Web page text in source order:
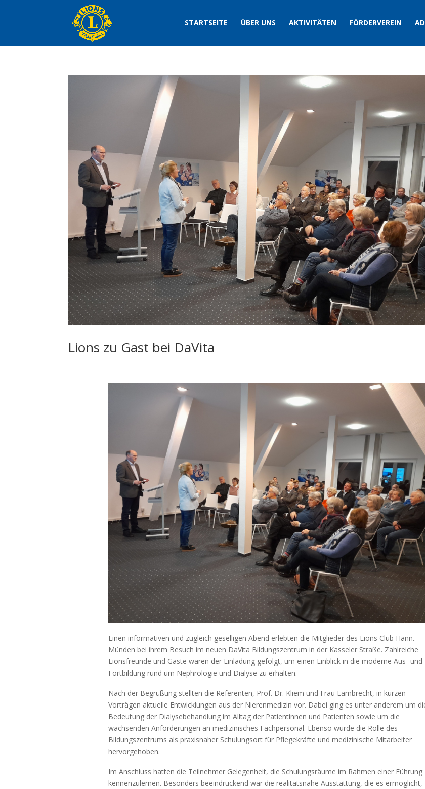
STARTSEITE ÜBER UNS AKTIVITÄTEN FÖRDERVEREIN
Lions zu Gast bei DaVita
Einen informativen und zugleich geselligen Abend erlebten die Mitglieder des Lions Club Hann.
Münden bei ihrem Besuch im neuen DaVita Bildungszentrum in der Kasseler Straße. Zahlreiche
Lionsfreunde und Gäste waren der Einladung gefolgt, um einen Einblick in die moderne Aus- und
Fortbildung rund um Nephrologie und Dialyse zu erhalten.
Nach der Begrüßung stellten die Referenten, Prof. Dr. Kliem und Frau Lambrecht, in kurzen
Vorträgen aktuelle Entwicklungen aus der Nierenmedizin vor. Dabei ging es unter anderem um
Bedeutung der Dialysebehandlung im Alltag der Patientinnen und Patienten sowie um die
wachsenden Anforderungen an medizinisches Fachpersonal. Ebenso wurde die Rolle des
Bildungszentrums als praxisnaher Schulungsort für Pflegekräfte und medizinische Mitarbeiter
hervorgehoben.
Im Anschluss hatten die Teilnehmer Gelegenheit, die Schulungsräume im Rahmen einer Führung
kennenzulernen. Besonders beeindruckend war die realitätsnahe Ausstattung, die es ermöglicht,